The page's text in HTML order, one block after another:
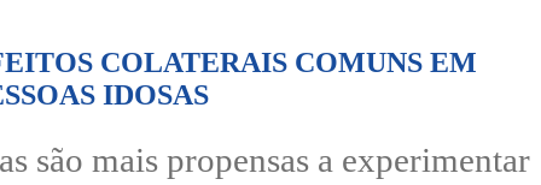
COLATERAIS COMUNS EM
IDOSAS
são mais propensas a experimentar